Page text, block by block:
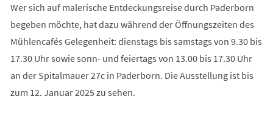
Wer sich auf malerische Entdeckungsreise durch Paderborn
begeben möchte, hat dazu während der Öffnungszeiten des
Mühlencafés Gelegenheit: dienstags bis samstags von 9.30 bis
17.30 Uhr sowie sonn- und feiertags von 13.00 bis 17.30 Uhr
an der Spitalmauer 27c in Paderborn. Die Ausstellung ist bis
zum 12. Januar 2025 zu sehen.